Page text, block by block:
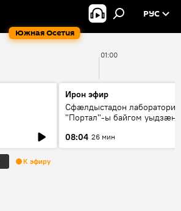
Южная Осетия
РУС
01:00
Ирон эфир
Сфæлдыстадон лаборатори
"Портал"-ы байгом уыдзæн
Æхсары куыстыты равдыст
08:04 26 мин
К эфиру